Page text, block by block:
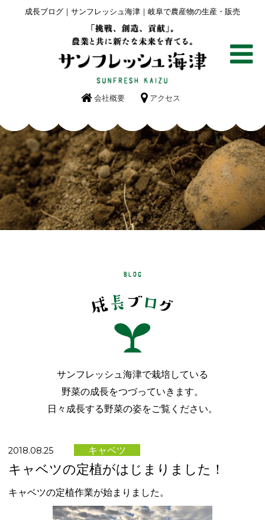
成長ブログ｜サンフレッシュ海津｜岐阜で農産物の生産・販売
会社概要 アクセス
サンフレッシュ海津で栽培している
野菜の成長をつづっていきます。
日々成長する野菜の姿をご覧ください。
2018.08.25 キャベツ
キャベツの定植がはじまりました！
キャベツの定植作業が始まりました。